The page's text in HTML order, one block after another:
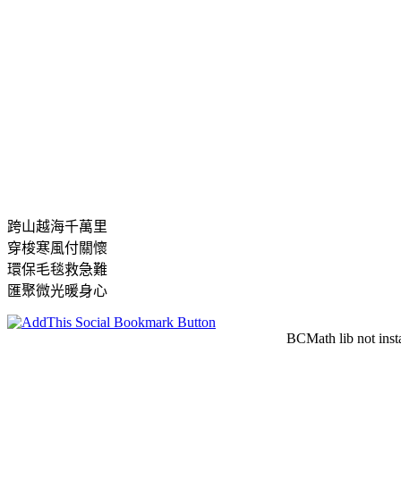
跨山越海千萬里
穿梭寒風付關懷
環保毛毯救急難
匯聚微光暖身心
BCMath lib not